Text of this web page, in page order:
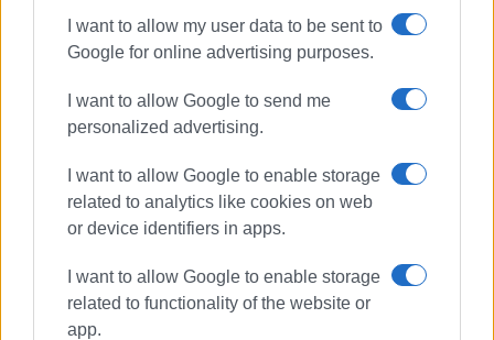
I want to allow my user data to be sent to
Google for online advertising purposes.
I want to allow Google to send me
personalized advertising.
I want to allow Google to enable storage
related to analytics like cookies on web
or device identifiers in apps.
I want to allow Google to enable storage
related to functionality of the website or
app.